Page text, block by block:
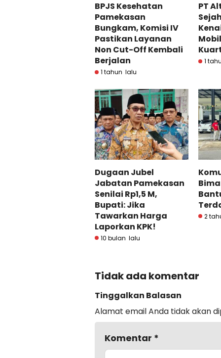
BPJS Kesehatan
Pamekasan
Bungkam, Komisi IV
Pastikan Layanan
Non Cut-Off Kembali
Berjalan
1 tahun lalu
PT
1
Dugaan Jubel
Jabatan Pamekasan
Senilai Rp1,5 M,
Bupati: Jika
Tawarkan Harga
Laporkan KPK!
10 bulan lalu
2
Tidak ada komentar
Tinggalkan Balasan
Alamat email Anda tidak akan
Komentar *